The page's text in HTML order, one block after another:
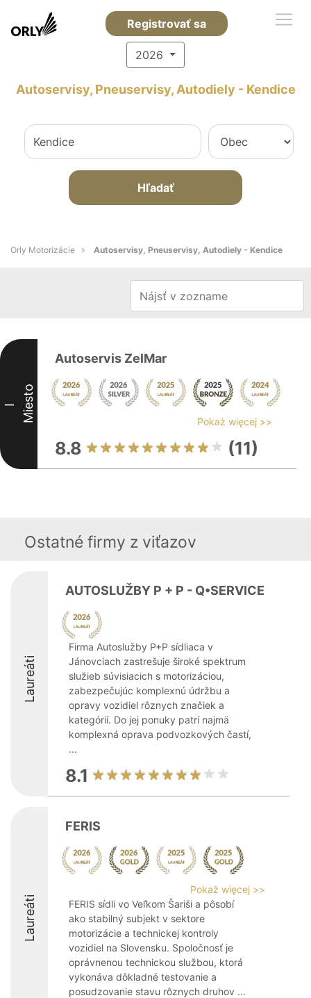
Registrovať sa
2026
Autoservisy, Pneuservisy, Autodiely - Kendice
Hľadať
Orly Motorizácie Autoservisy, Pneuservisy, Autodiely - Kendice
I Miesto
Autoservis ZelMar
Pokaż więcej >>
8.8 (11)
Ostatné firmy z viťazov
Laureáti
AUTOSLUŽBY P + P - Q•SERVICE
Firma Autoslužby P+P sídliaca v
Jánovciach zastrešuje široké spektrum
služieb súvisiacich s motorizáciou,
zabezpečujúc komplexnú údržbu a
opravy vozidiel rôznych značiek a
kategórií. Do jej ponuky patrí najmä
komplexná oprava podvozkových častí,
...
8.1
Laureáti
FERIS
Pokaż więcej >>
FERIS sídli vo Veľkom Šariši a pôsobí
ako stabilný subjekt v sektore
motorizácie a technickej kontroly
vozidiel na Slovensku. Spoločnosť je
oprávnenou technickou službou, ktorá
vykonáva dôkladné testovanie a
posudzovanie stavu rôznych druhov ...